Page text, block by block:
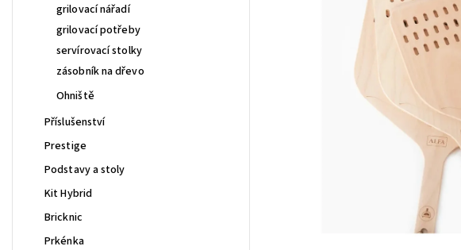
grilovací nářadí
grilovací potřeby
servírovací stolky
zásobník na dřevo
Ohniště
Příslušenství
Prestige
Podstavy a stoly
Kit Hybrid
Bricknic
Prkénka